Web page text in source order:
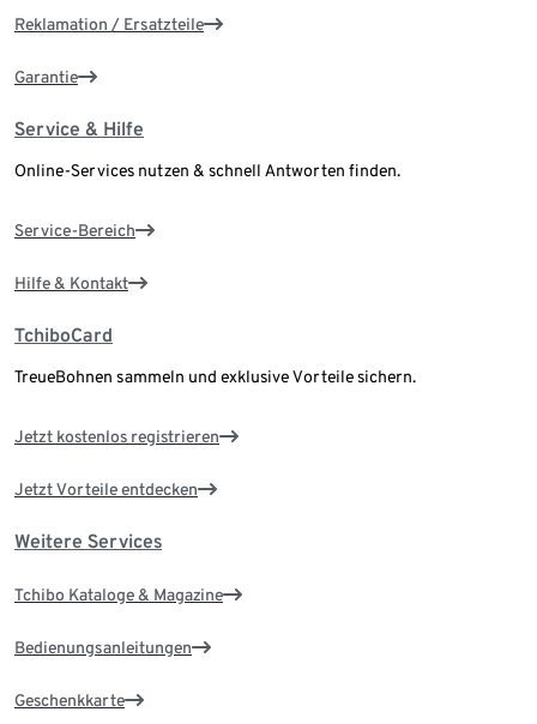
Reklamation / Ersatzteile
Garantie
Service & Hilfe
Online-Services nutzen & schnell Antworten finden.
Service-Bereich
Hilfe & Kontakt
TchiboCard
TreueBohnen sammeln und exklusive Vorteile sichern.
Jetzt kostenlos registrieren
Jetzt Vorteile entdecken
Weitere Services
Tchibo Kataloge & Magazine
Bedienungsanleitungen
Geschenkkarte